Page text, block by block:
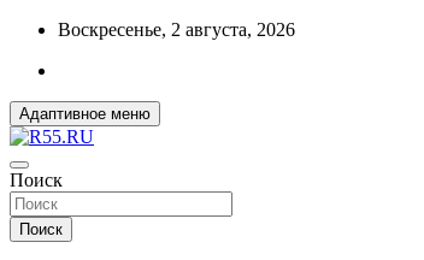
Перейти
содержимому
Воскресенье, 2 августа, 2026
Адаптивное меню
R55.RU
ДОБРЫЕ ВЕСТИ ИЗ ОМСКА
Поиск
Поиск